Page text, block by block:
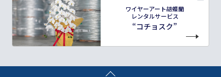
ワイヤーアート胡蝶蘭
レンタルサービス
“コチョスク”